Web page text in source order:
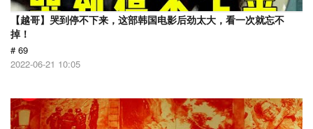
【越哥】哭到停不下来，这部韩国电影后劲太大，看一次就忘不
掉！
# 69
2022-06-21 10:05